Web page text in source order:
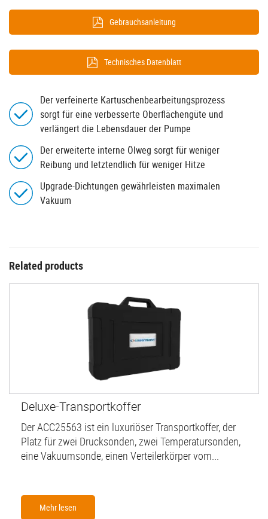
Gebrauchsanleitung
Technisches Datenblatt
Der verfeinerte Kartuschenbearbeitungsprozess
sorgt für eine verbesserte Oberflächengüte und
verlängert die Lebensdauer der Pumpe
Der erweiterte interne Ölweg sorgt für weniger
Reibung und letztendlich für weniger Hitze
Upgrade-Dichtungen gewährleisten maximalen
Vakuum
Related products
Deluxe-Transportkoffer
Der ACC25563 ist ein luxuriöser Transportkoffer, der
Platz für zwei Drucksonden, zwei Temperatursonden,
eine Vakuumsonde, einen Verteilerkörper vom...
Mehr lesen